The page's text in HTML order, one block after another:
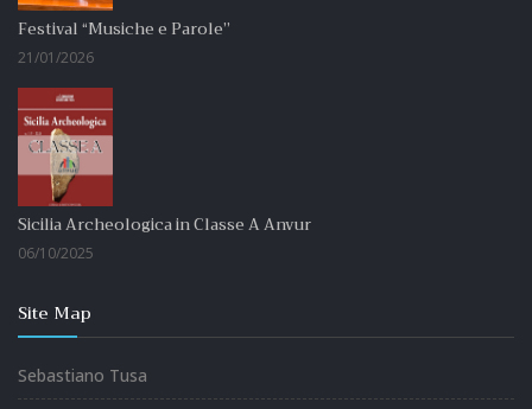
Festival “Musiche e Parole”
21/01/2026
Sicilia Archeologica in Classe A Anvur
06/10/2025
Site Map
Sebastiano Tusa